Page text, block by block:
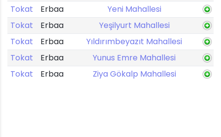
Tokat
Erbaa
Yeni Mahallesi
Tokat
Erbaa
Yeşilyurt Mahallesi
Tokat
Erbaa
Yıldırımbeyazıt Mahallesi
Tokat
Erbaa
Yunus Emre Mahallesi
Tokat
Erbaa Ziya Gökalp Mahallesi